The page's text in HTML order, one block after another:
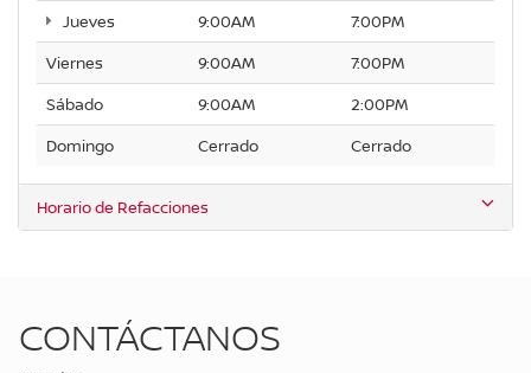
Jueves
9:00AM
7:00PM
Viernes
9:00AM
7:00PM
Sábado
9:00AM
2:00PM
Domingo
Cerrado Cerrado
Horario de Refacciones
CONTÁCTANOS